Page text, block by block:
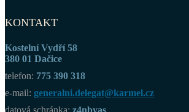
KONTAKT
Kostelní Vydří 58
380 01 Dačice
telefon: 775 390 318
e-mail: generalni.delegat@karmel.cz
datová schránka: z4nbyas